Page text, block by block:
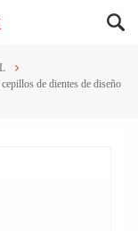
de dientes de diseño